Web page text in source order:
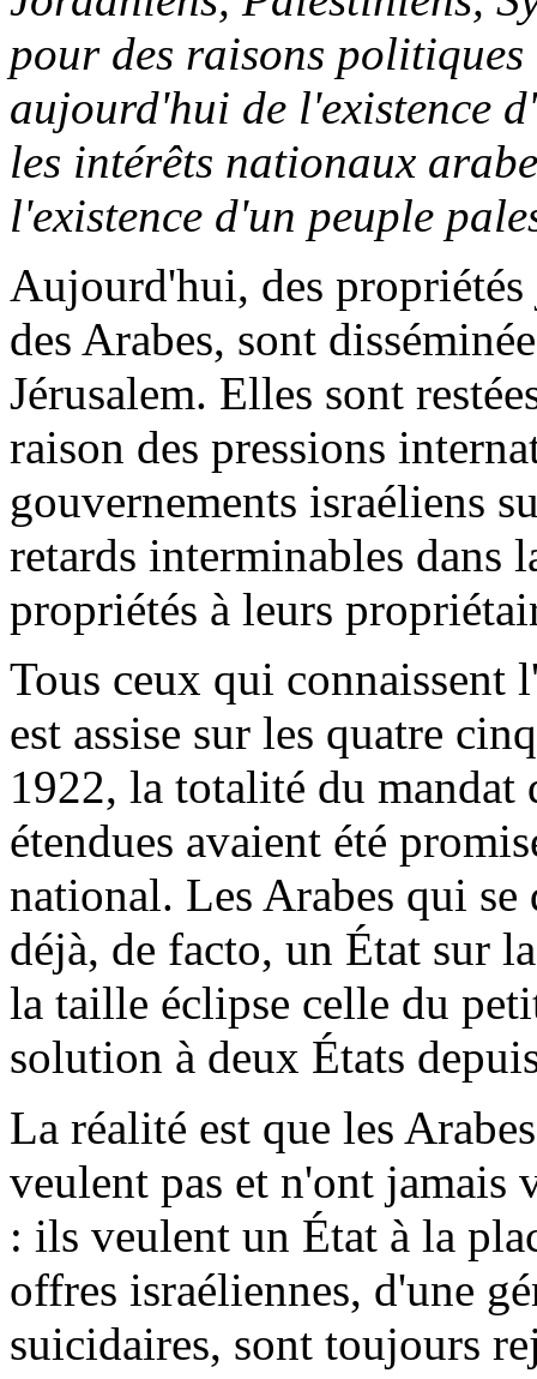
pour des raisons
aujourd'hui de l'existence
les intérêts nationaux
l'existence d'un peuple
Aujourd'hui, des
des Arabes, sont
Jérusalem. Elles sont
raison des pressions
gouvernements israéliens
retards interminables dans
propriétés à leurs
Tous ceux qui connaissent
est assise sur les quatre
1922, la totalité du mandat
étendues avaient été
national. Les Arabes qui se
déjà, de facto, un État sur
la taille éclipse celle du
solution à deux États
La réalité est que les
veulent pas et n'ont jamais
: ils veulent un État à la
offres israéliennes, d'une
suicidaires, sont toujours